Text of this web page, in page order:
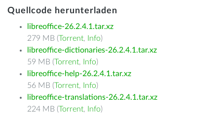
Quellcode herunterladen
libreoffice-26.2.4.1.tar.xz
279 MB (Torrent, Info)
libreoffice-dictionaries-26.2.4.1.tar.xz
59 MB (Torrent, Info)
libreoffice-help-26.2.4.1.tar.xz
56 MB (Torrent, Info)
libreoffice-translations-26.2.4.1.tar.xz
224 MB (Torrent, Info)